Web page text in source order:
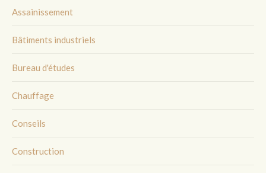
Assainissement
Bâtiments industriels
Bureau d'études
Chauffage
Conseils
Construction